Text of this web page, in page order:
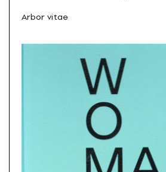
Arbor vitae